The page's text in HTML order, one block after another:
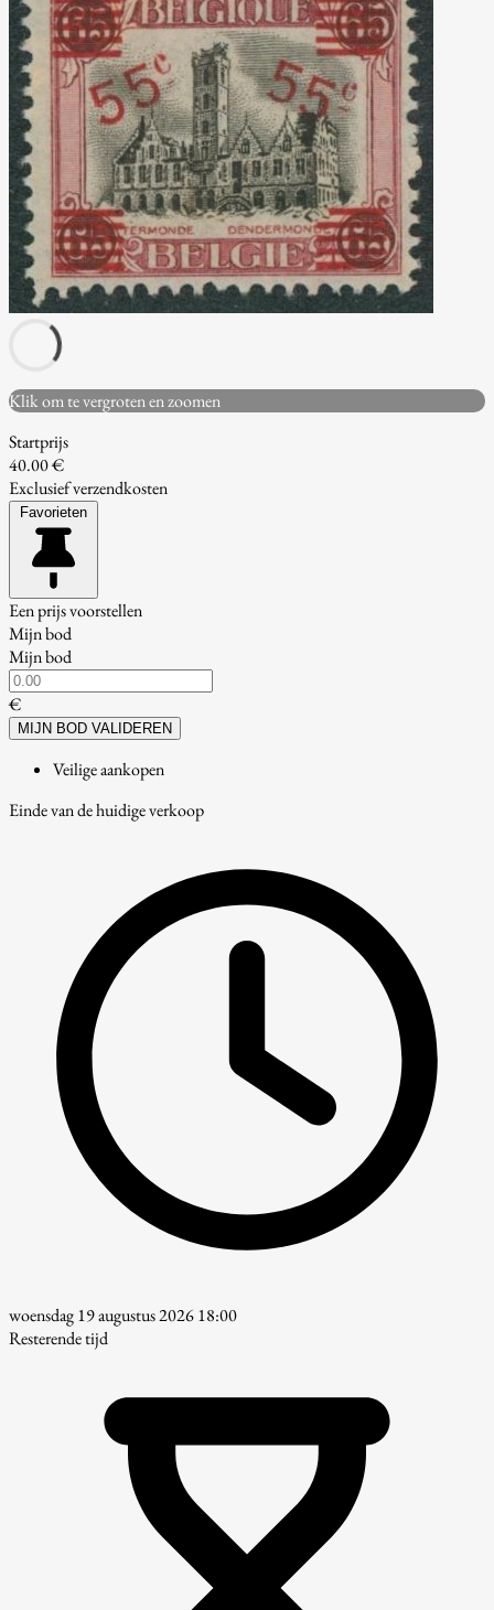
Klik om te vergroten en zoomen
Startprijs
40.00 €
Exclusief verzendkosten
Favorieten
Een prijs voorstellen
Mijn bod
Mijn bod
€
MIJN BOD VALIDEREN
Veilige aankopen
Einde van de huidige verkoop
woensdag 19 augustus 2026 18:00
Resterende tijd